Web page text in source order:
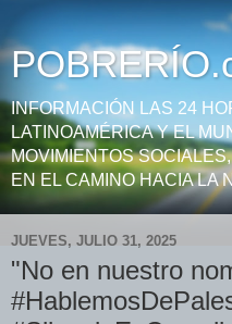
INFORMACIÓN LAS 24
LATINOAMÉRICA Y EL
MOVIMIENTOS
EN EL CAMINO HACIA LA
JUEVES, JULIO 31, 2025
"No en nuestro